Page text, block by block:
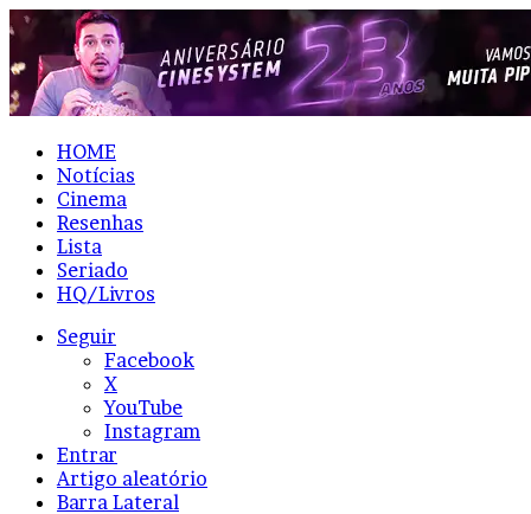
HOME
Notícias
Cinema
Resenhas
Lista
Seriado
HQ/Livros
Seguir
Facebook
X
YouTube
Instagram
Entrar
Artigo aleatório
Barra Lateral